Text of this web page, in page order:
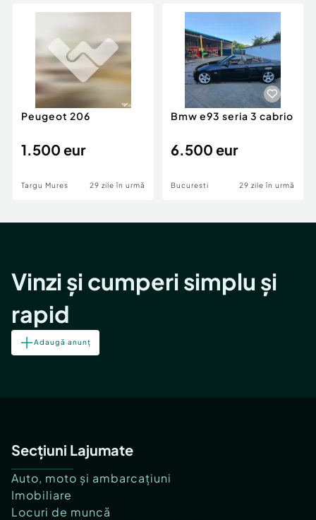
Animale de companie
Afaceri și echipamente profesionale
Inchiriere Bunuri si Vehicule
Utilaje agricole si industriale
Piese auto si accesorii
Dacia Duster
Peugeot 206
1.500 eur
Targu Mures 29 zile în urmă
Bmw e93 seria 3 cabrio
6.500 eur
Bucuresti 29 zile în urmă
Vinzi și cumperi simplu și
rapid
Adaugă anunț
Secțiuni Lajumate
Auto, moto și ambarcațiuni
Imobiliare
Locuri de muncă